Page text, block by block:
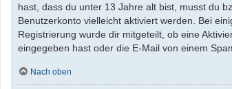
hast, dass du unter 13 Jahre alt bist, musst du
Benutzerkonto vielleicht aktiviert werden. Bei
Registrierung wurde dir mitgeteilt, ob eine
eingegeben hast oder die E-Mail von einem
Nach oben